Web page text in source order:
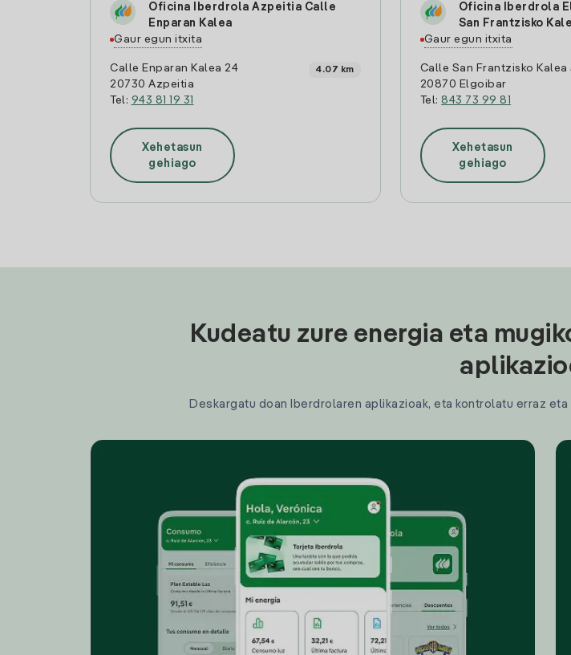
Oficina Iberdrola Azpeitia Calle
Enparan Kalea
Gaur egun itxita
Calle Enparan Kalea 24
20730 Azpeitia
Tel: 943 81 19 31
4.07 km
Xehetasun
gehiago
Oficina Iberdrola
San Frantzisko
Gaur egun itxita
Calle San Frantzisko Kalea
20870 Elgoibar
Tel:843 73 99 81
Xehetasun
gehiago
Kudeatu zure energia eta
Deskargatu doan Iberdrolaren aplikazioak, eta kontrolatu erraz